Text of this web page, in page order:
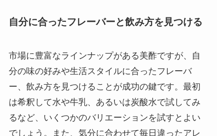
自分に合ったフレーバーと飲み方を見つける
市場に豊富なラインナップがある美酢ですが、自
分の味の好みや生活スタイルに合ったフレーバ
ー、飲み方を見つけることが成功の鍵です。最初
は希釈して水や牛乳、あるいは炭酸水で試してみ
るなど、いくつかのバリエーションを試すとよい
でしょう。また、気分に合わせて毎日違ったアレ